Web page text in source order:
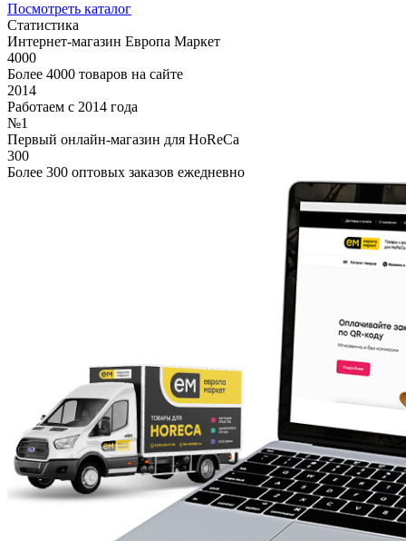
Посмотреть каталог
Статистика
Интернет-магазин Европа Маркет
4000
Более 4000 товаров на сайте
2014
Работаем с 2014 года
№1
Первый онлайн-магазин для HoReCa
300
Более 300 оптовых заказов ежедневно